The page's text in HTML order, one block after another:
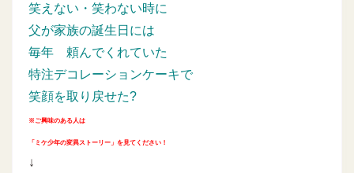
笑えない・笑わない時に
父が家族の誕生日には
毎年 頼んでくれていた
特注デコレーションケーキで
笑顔を取り戻せた?
※ご興味のある人は
「ミケ少年の変異ストーリー」を見てください！
↓